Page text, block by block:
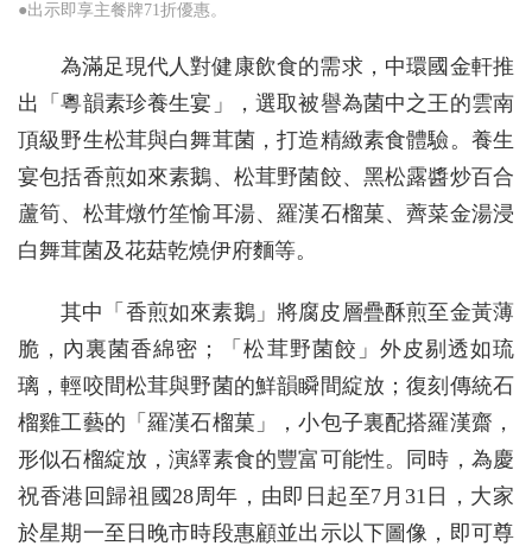
●出示即享主餐牌71折優惠。
為滿足現代人對健康飲食的需求，中環國金軒推
出「粵韻素珍養生宴」，選取被譽為菌中之王的雲南
頂級野生松茸與白舞茸菌，打造精緻素食體驗。養生
宴包括香煎如來素鵝、松茸野菌餃、黑松露醬炒百合
蘆筍、松茸燉竹笙愉耳湯、羅漢石榴菓、薺菜金湯浸
白舞茸菌及花菇乾燒伊府麵等。
其中「香煎如來素鵝」將腐皮層疊酥煎至金黃薄
脆，內裏菌香綿密；「松茸野菌餃」外皮剔透如琉
璃，輕咬間松茸與野菌的鮮韻瞬間綻放；復刻傳統石
榴雞工藝的「羅漢石榴菓」，小包子裏配搭羅漢齋，
形似石榴綻放，演繹素食的豐富可能性。同時，為慶
祝香港回歸祖國28周年，由即日起至7月31日，大家
於星期一至日晚市時段惠顧並出示以下圖像，即可尊